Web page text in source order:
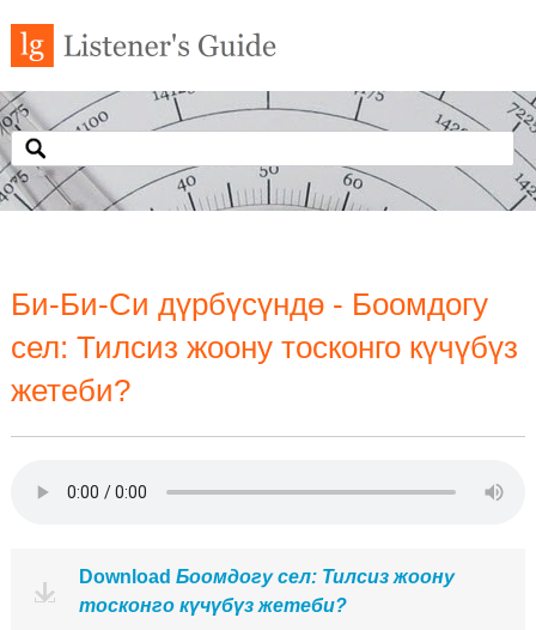
Би-Би-Си дүрбүсүндө - Боомдогу
сел: Тилсиз жоону тосконго күчүбүз
жетеби?
Download Боомдогу сел: Тилсиз жоону
тосконго күчүбүз жетеби?